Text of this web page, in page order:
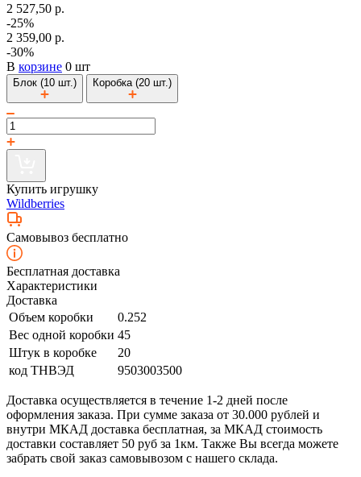
2 527,50 р.
-25%
2 359,00 р.
-30%
В корзине 0 шт
Блок (10 шт.) Коробка (20 шт.)
Купить игрушку
Wildberries
Самовывоз бесплатно
Бесплатная доставка
Характеристики
Доставка
Объем коробки
0.252
Вес одной коробки 45
Штук в коробке
20
код ТНВЭД
9503003500
Доставка осуществляется в течение 1-2 дней после
оформления заказа. При сумме заказа от 30.000 рублей и
внутри МКАД доставка бесплатная, за МКАД стоимость
доставки составляет 50 руб за 1км. Также Вы всегда можете
забрать свой заказ самовывозом с нашего склада.